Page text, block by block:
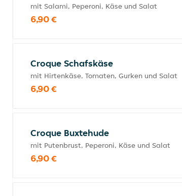
mit Salami, Peperoni, Käse und Salat
6,90 €
Croque Schafskäse
mit Hirtenkäse, Tomaten, Gurken und Salat
6,90 €
Croque Buxtehude
mit Putenbrust, Peperoni, Käse und Salat
6,90 €